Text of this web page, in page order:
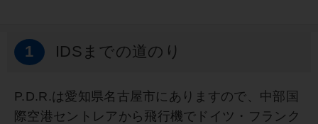
1 IDSまでの道のり
P.D.R.は愛知県名古屋市にありますので、中部国
際空港セントレアから飛行機でドイツ・フランク